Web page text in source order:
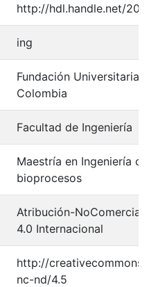
http://hdl.handle.net/
ing
Fundación Universitaria
Colombia
Facultad de Ingeniería
Maestría en Ingeniería
bioprocesos
Atribución-
4.0 Internacional
http://
nc-nd/4.5